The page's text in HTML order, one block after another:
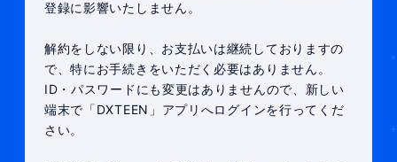
登録に影響いたしません。
解約をしない限り、お支払いは継続しておりますの
で、特にお手続きをいただく必要はありません。
ID・パスワードにも変更はありませんので、新しい
端末で「DXTEEN」アプリへログインを行ってくだ
さい。